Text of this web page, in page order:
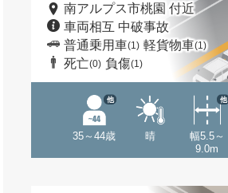
南アルプス市桃園 付近
車両相互 中破事故
普通乗用車(1) 軽貨物車(1)
死亡(0) 負傷(1)
35～44歳
他
晴
幅5.5～
9.0m
他